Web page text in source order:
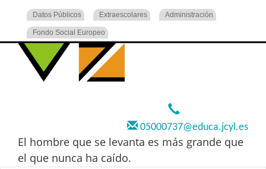
Datos Públicos Extraescolares Administración
Fondo Social Europeo
05000737@educa.jcyl.es
El hombre que se levanta es más grande que
el que nunca ha caído.